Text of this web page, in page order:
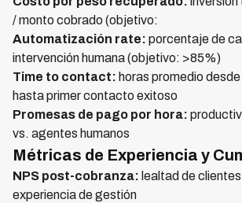
/ monto cobrado (objetivo:
Automatización rate: porcentaje de
intervención humana (objetivo: >85%)
Time to contact: horas promedio
hasta primer contacto exitoso
Promesas de pago por hora:
vs. agentes humanos
Métricas de Experiencia y
NPS post-cobranza: lealtad de
experiencia de gestión